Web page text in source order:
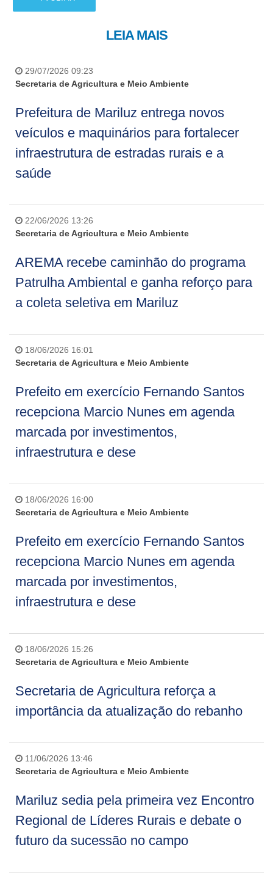
LEIA MAIS
29/07/2026 09:23
Secretaria de Agricultura e Meio Ambiente
Prefeitura de Mariluz entrega novos
veículos e maquinários para fortalecer
infraestrutura de estradas rurais e a
saúde
22/06/2026 13:26
Secretaria de Agricultura e Meio Ambiente
AREMA recebe caminhão do programa
Patrulha Ambiental e ganha reforço para
a coleta seletiva em Mariluz
18/06/2026 16:01
Secretaria de Agricultura e Meio Ambiente
Prefeito em exercício Fernando Santos
recepciona Marcio Nunes em agenda
marcada por investimentos,
infraestrutura e dese
18/06/2026 16:00
Secretaria de Agricultura e Meio Ambiente
Prefeito em exercício Fernando Santos
recepciona Marcio Nunes em agenda
marcada por investimentos,
infraestrutura e dese
18/06/2026 15:26
Secretaria de Agricultura e Meio Ambiente
Secretaria de Agricultura reforça a
importância da atualização do rebanho
11/06/2026 13:46
Secretaria de Agricultura e Meio Ambiente
Mariluz sedia pela primeira vez Encontro
Regional de Líderes Rurais e debate o
futuro da sucessão no campo